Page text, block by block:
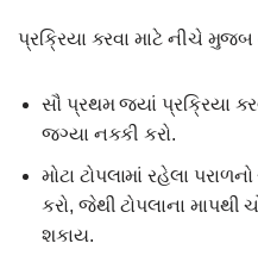
પ્રક્રિયા કરવા માટે નીચે મુજબ
સૌ પ્રથમ જયાં પ્રક્રિયા
જગ્યા નકકી કરો.
મોટા ટોપલામાં રહેલા
કરો, જેથી ટોપલાના
શકાય.